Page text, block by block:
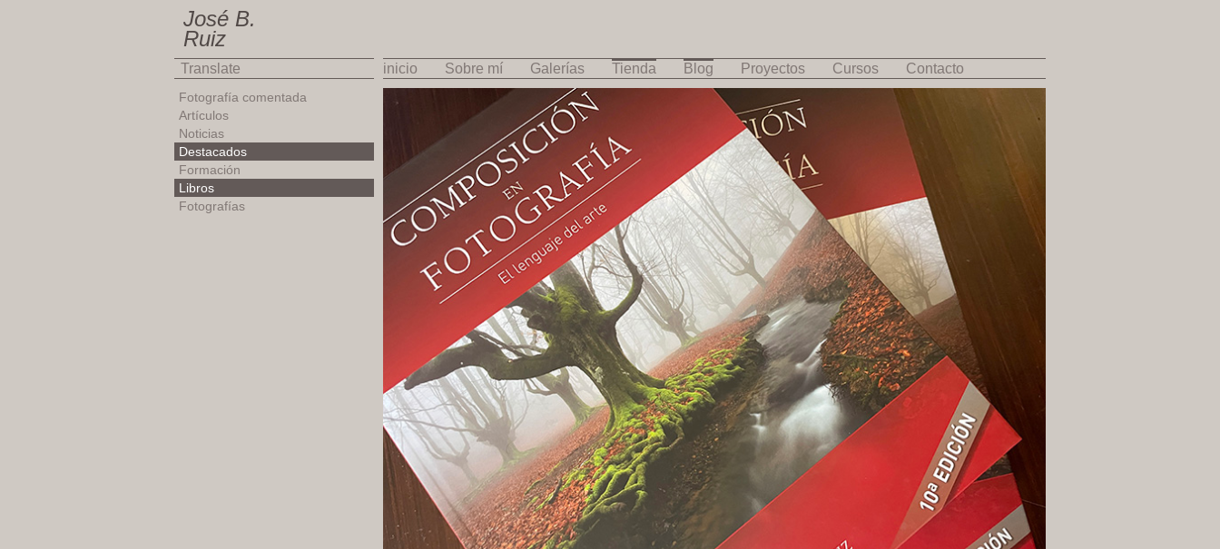
José B.
Ruiz
Translate inicio Sobre mí Galerías Tienda Blog Proyectos Cursos Contacto
Fotografía comentada
Artículos
Noticias
Destacados
Formación
Libros
Fotografías